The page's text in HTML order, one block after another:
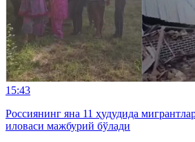
15:43
Россиянинг яна 11 ҳудудида
иловаси мажбурий бўлади